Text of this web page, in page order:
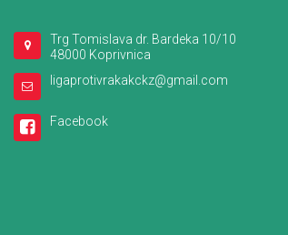
Trg Tomislava dr. Bardeka 10/10
48000 Koprivnica
ligaprotivrakakckz@gmail.com
Facebook